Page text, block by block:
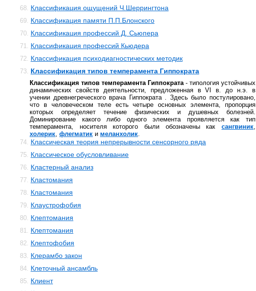
68. Классификация ощущений Ч.Шеррингтона
69. Классификация памяти П.П.Блонского
70. Классификация профессий Д. Сьюпера
71. Классификация профессий Кьюдера
72. Классификация психодиагностических методик
73. Классификация типов темперамента Гиппократа
Классификация типов темперамента Гиппократа- типология устойчивых
динамических свойств деятельности, предложенная в VI в. до н.э. в
учении древнегреческого врача Гиппократа . Здесь было постулировано,
что в человеческом теле есть четыре основных элемента, пропорция
которых определяет течение физических и душевных болезней.
Доминирование какого либо одного элемента проявляется как тип
темперамента, носителя которого были обозначены как сангвиник,
холерик, флегматик и меланхолик.
74. Классическая теория непрерывности сенсорного ряда
75. Классическое обусловливание
76. Кластерный анализ
77. Кластомания
78. Кластомания
79. Клаустрофобия
80. Клептомания
81. Клептомания
82. Клептофобия
83. Клерамбо закон
84. Клеточный ансамбль
85. Клиент